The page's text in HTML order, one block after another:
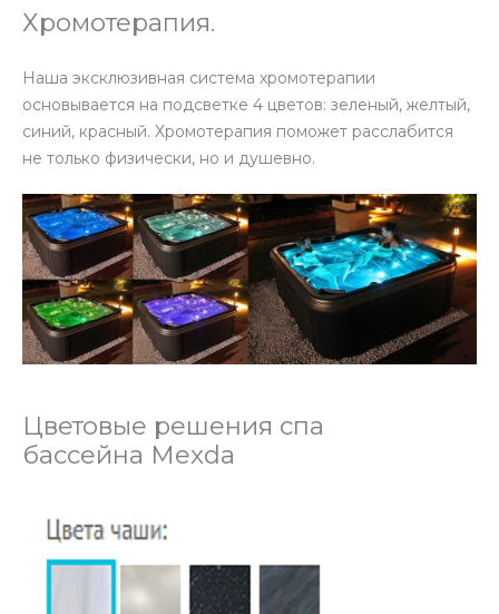
Хромотерапия.
Наша эксклюзивная система хромотерапии
основывается на подсветке 4 цветов: зеленый, желтый,
синий, красный. Хромотерапия поможет расслабится
не только физически, но и душевно.
Цветовые решения спа
бассейна Mexda